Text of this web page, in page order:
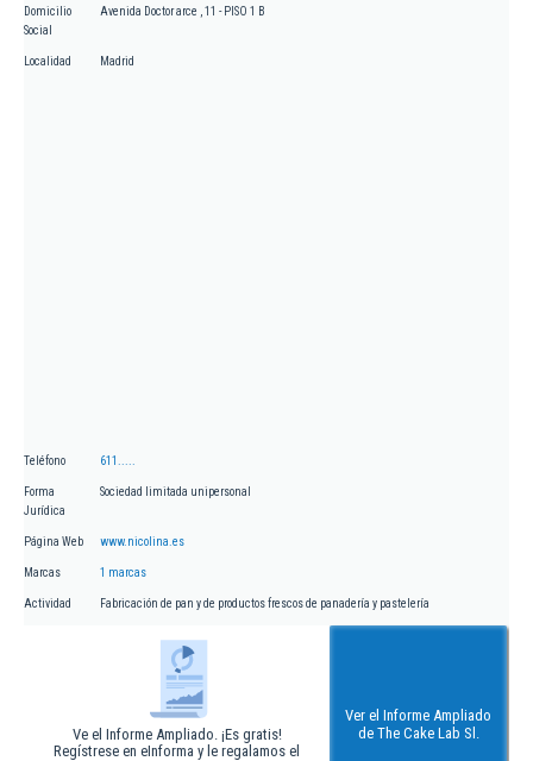
Domicilio
Social
Avenida Doctor arce , 11 - PISO 1 B
Localidad Madrid
Teléfono 611.....
Forma
Jurídica
Sociedad limitada unipersonal
Página Web www.nicolina.es
Marcas 1 marcas
Actividad Fabricación de pan y de productos frescos de panadería y pastelería
Ve el Informe Ampliado. ¡Es gratis!
Regístrese en eInforma y le regalamos el
Ver el Informe Ampliado
de The Cake Lab Sl.